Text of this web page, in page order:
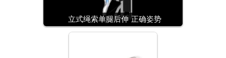
立式绳索单腿后伸 正确姿势